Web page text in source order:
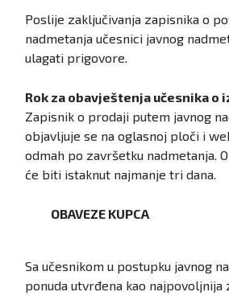
Poslije zaključivanja zapisnika o
nadmetanja učesnici javnog
ulagati prigovore.
Rok za obavještenja učesnika o
Zapisnik o prodaji putem javnog
objavljuje se na oglasnoj ploči i
odmah po završetku nadmetanja.
će biti istaknut najmanje tri dana.
OBAVEZE KUPCA
Sa učesnikom u postupku javnog
ponuda utvrđena kao najpovoljnija